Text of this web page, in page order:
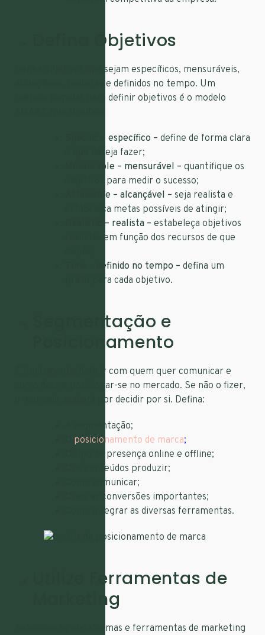
Defina Objetivos
Defina objetivos que sejam específicos, mensuráveis,
alcançáveis, realistas e definidos no tempo. Um
método popular para definir objetivos é o modelo
Specific – específico – define de forma clara
o que deseja fazer;
Measurable – mensurável – quantifique os
objetivos para medir o sucesso;
Attainable – alcançável – seja realista e
estabeleça metas possíveis de atingir;
Realistic – realista – estabeleça objetivos
realistas em função dos recursos de que
Time – definido no tempo – defina um
prazo para cada objetivo.
Segmentação e
Posicionamento
É fundamental definir com quem quer comunicar e
como deseja posicionar-se no mercado. Se não o fizer,
o mercado acabará por decidir por si. Defina:
A segmentação;
posicionamento de marca;
O tipo de presença online e offline;
Que conteúdos produzir;
Como comunicar;
Quais as conversões importantes;
Como integrar as diversas ferramentas.
Utilize Ferramentas de
Marketing
Selecione as plataformas e ferramentas de marketing